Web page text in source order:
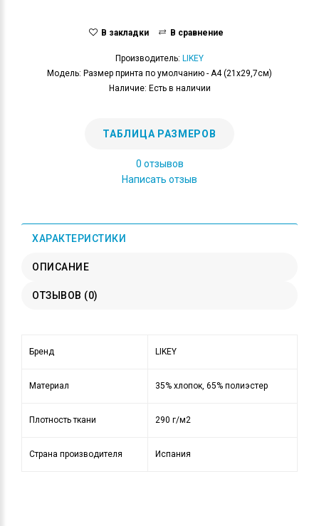
В закладки В сравнение
Производитель: LIKEY
Модель: Размер принта по умолчанию - А4 (21x29,7см)
Наличие: Есть в наличии
ТАБЛИЦА РАЗМЕРОВ
0 отзывов
Написать отзыв
ХАРАКТЕРИСТИКИ
ОПИСАНИЕ
ОТЗЫВОВ (0)
Бренд LIKEY
Материал 35% хлопок, 65% полиэстер
Плотность ткани 290 г/м2
Страна производителя Испания